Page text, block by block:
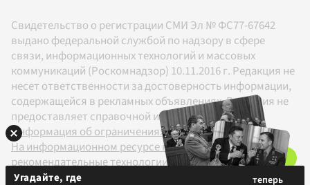
Свидетельство о регистрации СМИ Эл № ФС77-67642
выдано федеральной службой по надзору в сфере
связи, информационных технологий и массовых
коммуникаций (Роскомнадзор) 10.11.2016 г. Редакция не
несет ответственности за достоверность информации,
содержащейся в рекламных объявлениях. Редакция не
предоставляет справочной информации.
Информация об ограничениях
На информационном ресурсе применяются
рекомендательные технологии в соответствии с
Правилами
Угадайте, где